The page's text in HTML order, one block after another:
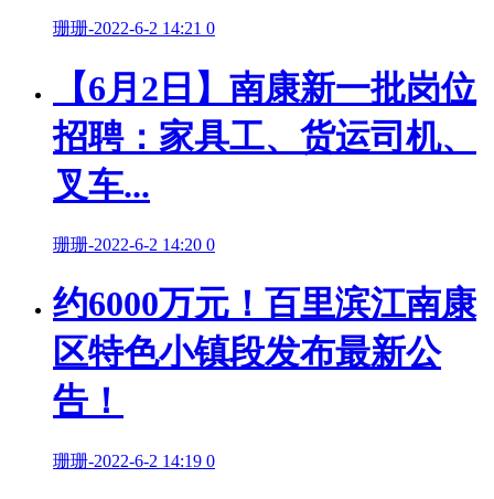
珊珊-2022-6-2 14:21 0
【6月2日】南康新一批岗位
招聘：家具工、货运司机、
叉车...
珊珊-2022-6-2 14:20 0
约6000万元！百里滨江南康
区特色小镇段发布最新公
告！
珊珊-2022-6-2 14:19 0